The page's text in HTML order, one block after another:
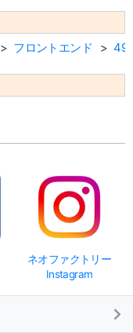
フロントエンド
ネオファクトリー
Instagram